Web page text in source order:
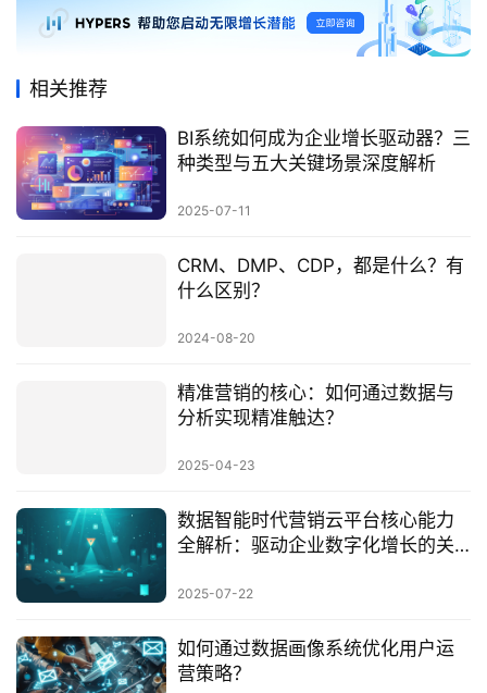
相关推荐
BI系统如何成为企业增长驱动器？三
种类型与五大关键场景深度解析
2025-07-11
CRM、DMP、CDP，都是什么？有
什么区别？
2024-08-20
精准营销的核心：如何通过数据与
分析实现精准触达？
2025-04-23
数据智能时代营销云平台核心能力
全解析：驱动企业数字化增长的关
2025-07-22
如何通过数据画像系统优化用户运
营策略？